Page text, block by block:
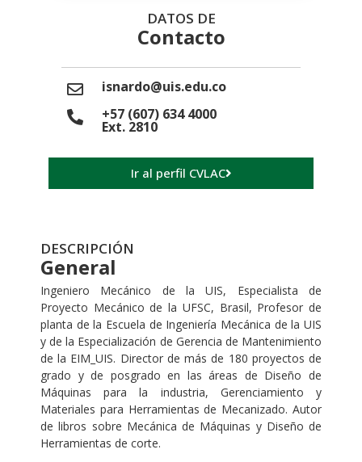
DATOS DE
Contacto
isnardo@uis.edu.co
+57 (607) 634 4000
Ext. 2810
Ir al perfil CVLAC
DESCRIPCIÓN
General
Ingeniero Mecánico de la UIS, Especialista de
Proyecto Mecánico de la UFSC, Brasil, Profesor de
planta de la Escuela de Ingeniería Mecánica de la UIS
y de la Especialización de Gerencia de Mantenimiento
de la EIM_UIS. Director de más de 180 proyectos de
grado y de posgrado en las áreas de Diseño de
Máquinas para la industria, Gerenciamiento y
Materiales para Herramientas de Mecanizado. Autor
de libros sobre Mecánica de Máquinas y Diseño de
Herramientas de corte.